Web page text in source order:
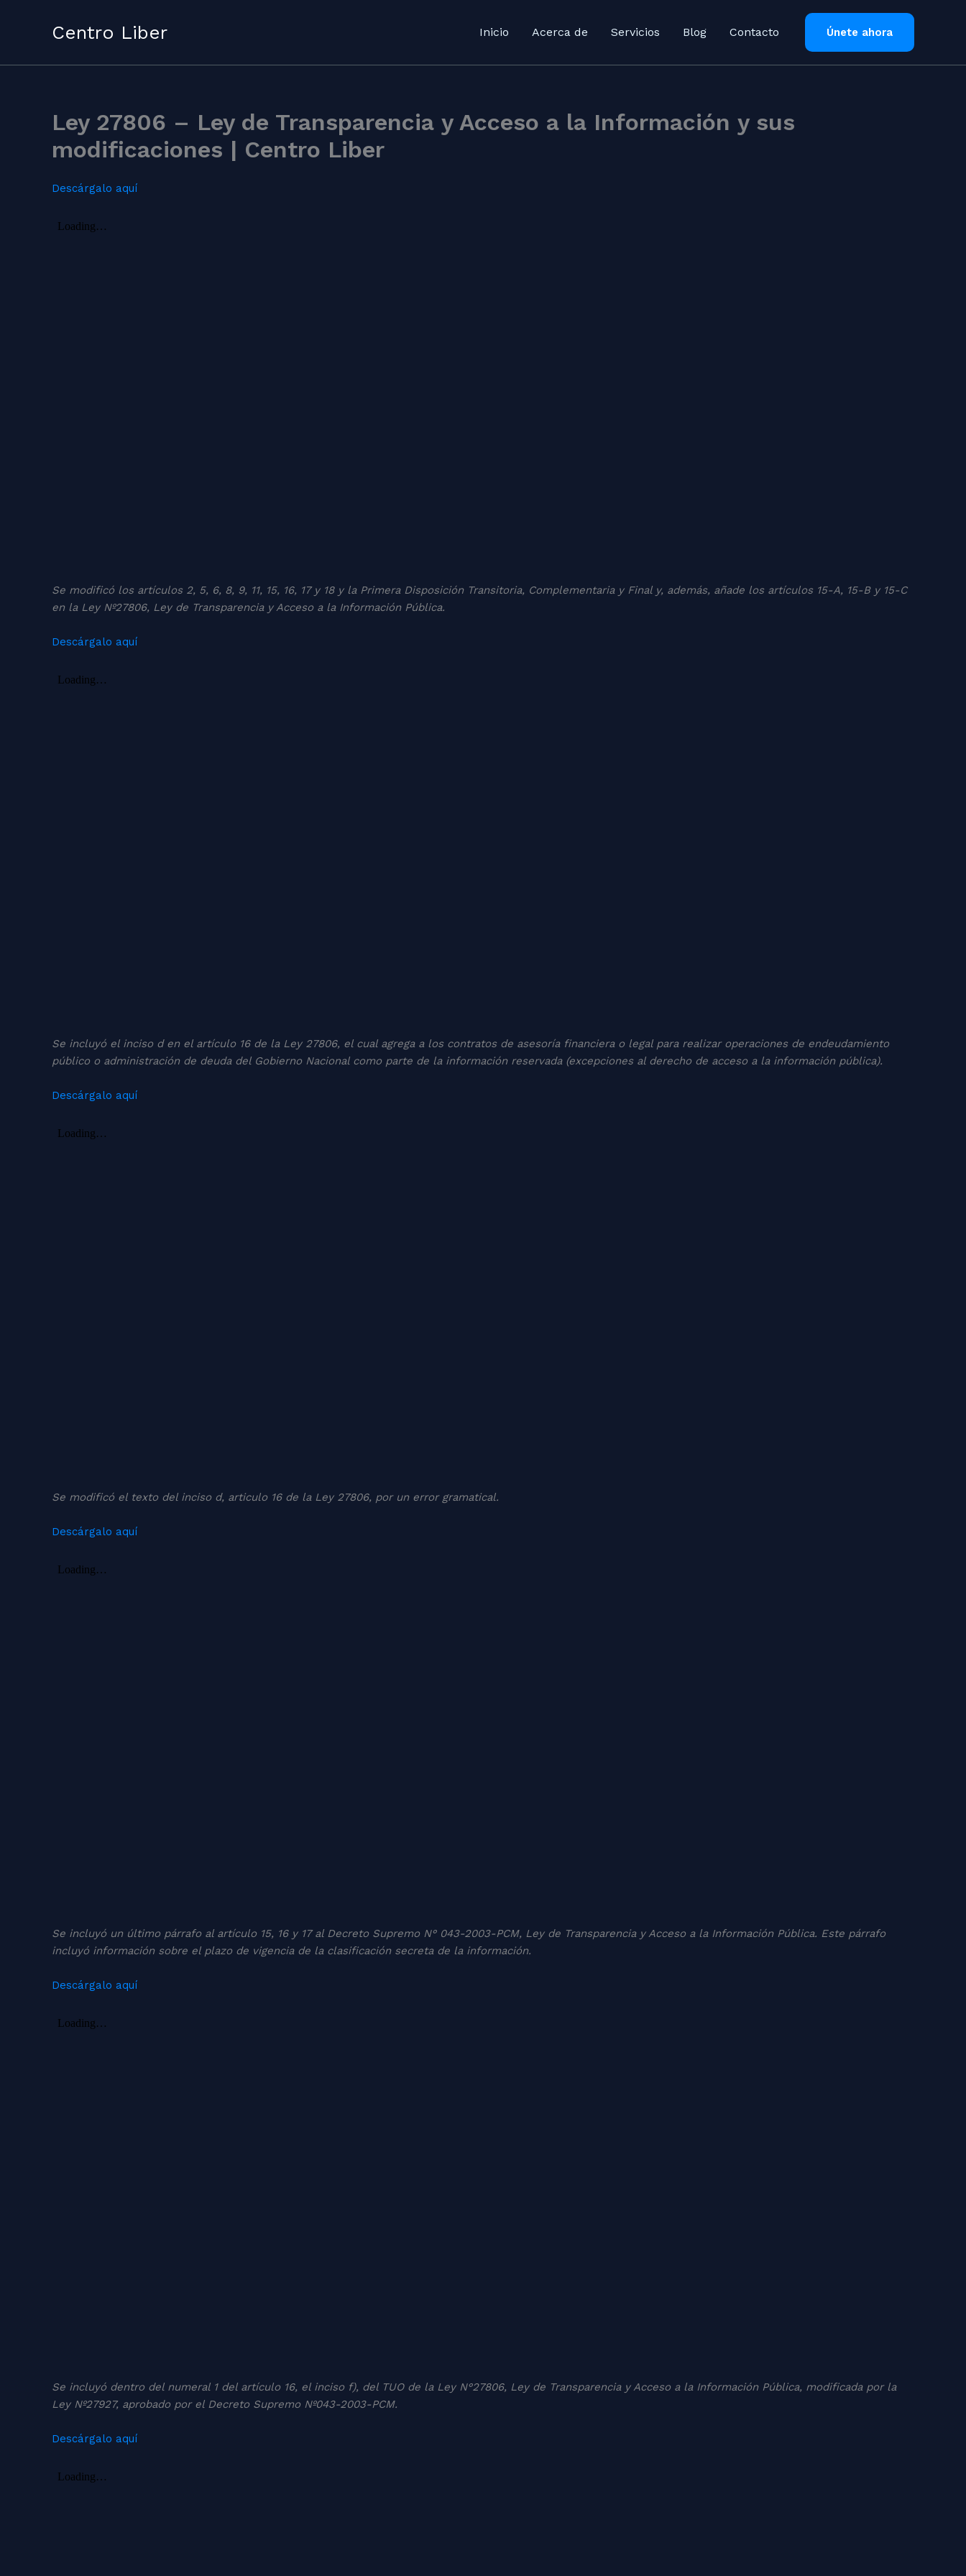
Centro Liber Inicio Acerca de Servicios Blog Contacto Únete ahora
Ley 27806 – Ley de Transparencia y Acceso a la Información y sus
modificaciones | Centro Liber
Descárgalo aquí
Se modificó los artículos 2, 5, 6, 8, 9, 11, 15, 16, 17 y 18 y la Primera Disposición Transitoria, Complementaria y Final y, además, añade los artículos 15-A, 15-B y 15-C
en la Ley Nº27806, Ley de Transparencia y Acceso a la Información Pública.
Descárgalo aquí
Se incluyó el inciso d en el artículo 16 de la Ley 27806, el cual agrega a los contratos de asesoría financiera o legal para realizar operaciones de endeudamiento
público o administración de deuda del Gobierno Nacional como parte de la información reservada (excepciones al derecho de acceso a la información pública).
Descárgalo aquí
Se modificó el texto del inciso d, articulo 16 de la Ley 27806, por un error gramatical.
Descárgalo aquí
Se incluyó un último párrafo al artículo 15, 16 y 17 al Decreto Supremo N° 043-2003-PCM, Ley de Transparencia y Acceso a la Información Pública. Este párrafo
incluyó información sobre el plazo de vigencia de la clasificación secreta de la información.
Descárgalo aquí
Se incluyó dentro del numeral 1 del artículo 16, el inciso f), del TUO de la Ley N°27806, Ley de Transparencia y Acceso a la Información Pública, modificada por la
Ley Nº27927, aprobado por el Decreto Supremo Nº043-2003-PCM.
Descárgalo aquí